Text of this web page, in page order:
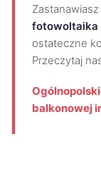
fotowoltaika
ostateczne
Przeczytaj
balkonowej